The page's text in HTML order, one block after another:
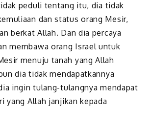
peduli tentang itu, dia tidak
dan status orang Mesir,
berkat Allah. Dan dia percaya
membawa orang Israel untuk
menuju tanah yang Allah
dia tidak mendapatkannya
ingin tulang-tulangnya mendapat
yang Allah janjikan kepada